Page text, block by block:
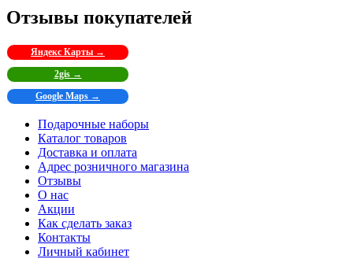
Отзывы покупателей
Яндекс Карты →
2gis →
Google Maps →
Подарочные наборы
Каталог товаров
Доставка и оплата
Адрес розничного магазина
Отзывы
О нас
Акции
Как сделать заказ
Контакты
Личный кабинет